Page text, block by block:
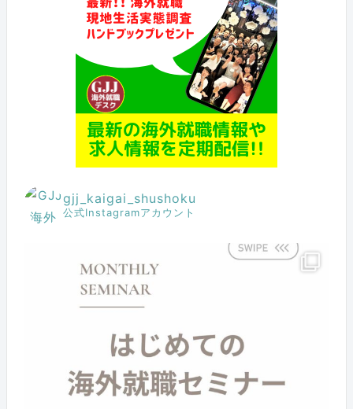
gjj_kaigai_shushoku
公式Instagramアカウント